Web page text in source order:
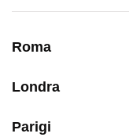
Roma
Londra
Parigi